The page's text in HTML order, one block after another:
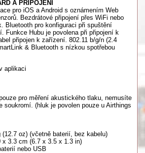
A PŘIPOJENÍ
pro iOS a Android s oznámením Web
Bezdrátové připojení přes WiFi nebo
Bluetooth pro konfiguraci při spuštění
Funkce Hubu je povolena při připojení k
připojen k zařízení. 802.11 b/g/n (2.4
& Bluetooth s nízkou spotřebou
aplikaci
pro měření akustického tlaku, nemusíte
soukromí. (hluk je povolen pouze u Airthings
(12.7 oz) (včetně baterií, bez kabelu)
x 3.3 cm (6.7 x 3.5 x 1.3 in)
nebo USB